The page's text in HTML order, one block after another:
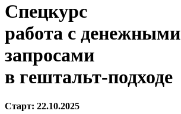
Спецкурс
работа с денежными
запросами
в гештальт-подходе
Старт: 22.10.2025